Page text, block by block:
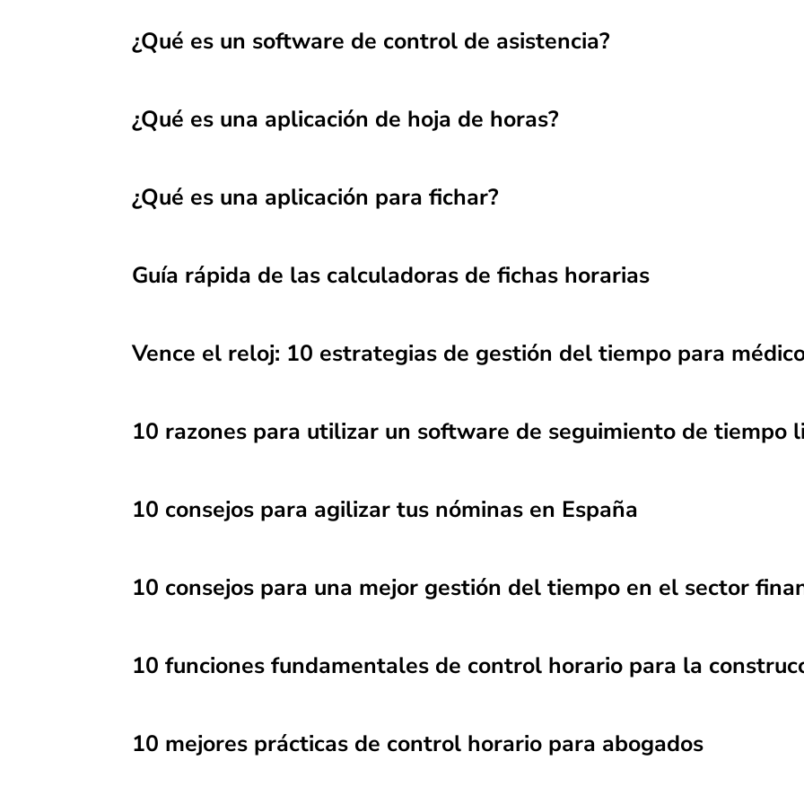
¿Qué es un software de control de asistencia?
¿Qué es una aplicación de hoja de horas?
¿Qué es una aplicación para fichar?
Guía rápida de las calculadoras de fichas horarias
Vence el reloj: 10 estrategias de gestión del tiempo para
10 razones para utilizar un software de seguimiento de tiempo
10 consejos para agilizar tus nóminas en España
10 consejos para una mejor gestión del tiempo en el sector
10 funciones fundamentales de control horario para la
10 mejores prácticas de control horario para abogados